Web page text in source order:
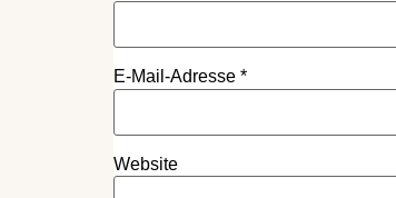
E-Mail-Adresse *
Website